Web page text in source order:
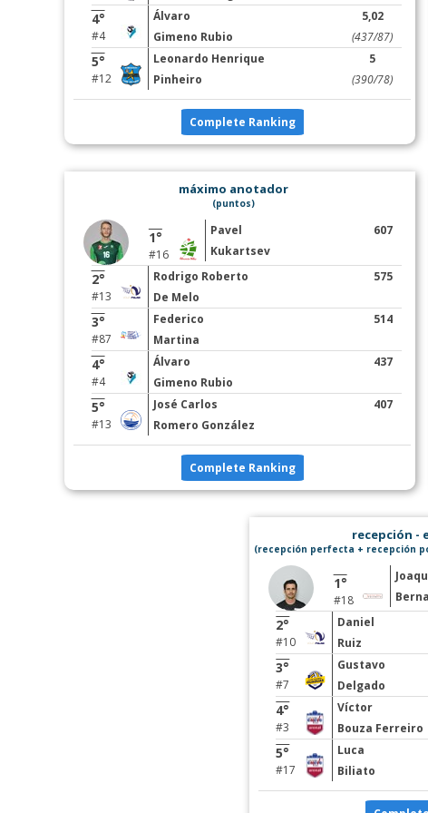
4°
#4
Álvaro
Gimeno Rubio
5,02
(437/87)
5°
#12
Leonardo Henrique
Pinheiro
5
(390/78)
Complete Ranking
máximo anotador
(puntos)
1°
#16
Pavel
Kukartsev
607
2°
#13
Rodrigo Roberto
De Melo
575
3°
#87
Federico
Martina
514
4°
#4
Álvaro
Gimeno Rubio
437
5°
#13
José Carlos
Romero González
407
Complete Ranking
recepción -
(recepción perfecta + recepción
1°
#18
2°
#10
Daniel
Ruiz
3°
#7
Gustavo
Delgado
4°
#3
Víctor
Bouza Ferreiro
5°
#17
Luca
Biliato